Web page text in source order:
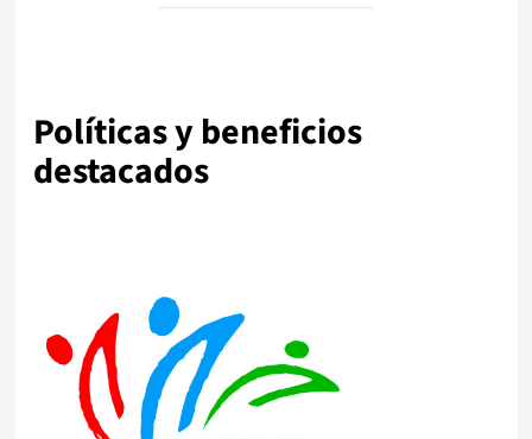
Políticas y beneficios
destacados